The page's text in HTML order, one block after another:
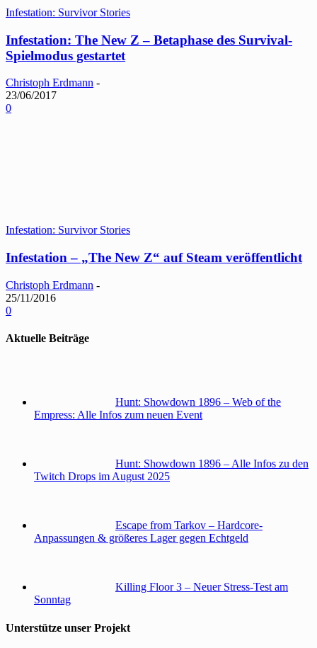
Infestation: Survivor Stories
Infestation: The New Z – Betaphase des Survival-
Spielmodus gestartet
Christoph Erdmann -
23/06/2017
0
Infestation: Survivor Stories
Infestation – „The New Z“ auf Steam veröffentlicht
Christoph Erdmann -
25/11/2016
0
Aktuelle Beiträge
Hunt: Showdown 1896 – Web of the
Empress: Alle Infos zum neuen Event
Hunt: Showdown 1896 – Alle Infos zu den
Twitch Drops im August 2025
Escape from Tarkov – Hardcore-
Anpassungen & größeres Lager gegen Echtgeld
Killing Floor 3 – Neuer Stress-Test am
Sonntag
Unterstütze unser Projekt